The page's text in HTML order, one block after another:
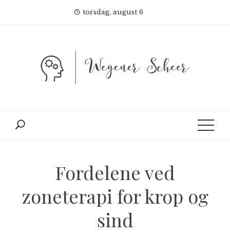
torsdag, august 6
Fordelene ved
zoneterapi for krop og
sind